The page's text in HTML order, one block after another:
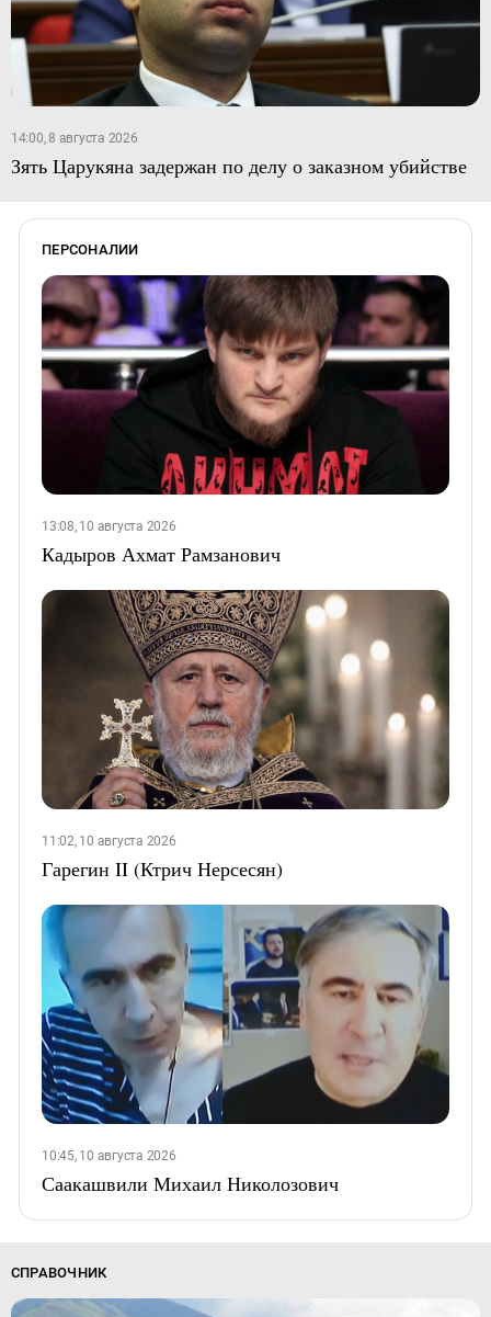
14:00, 8 августа 2026
Зять Царукяна задержан по делу о заказном убийстве
ПЕРСОНАЛИИ
13:08, 10 августа 2026
Кадыров Ахмат Рамзанович
11:02, 10 августа 2026
Гарегин II (Ктрич Нерсесян)
10:45, 10 августа 2026
Саакашвили Михаил Николозович
СПРАВОЧНИК